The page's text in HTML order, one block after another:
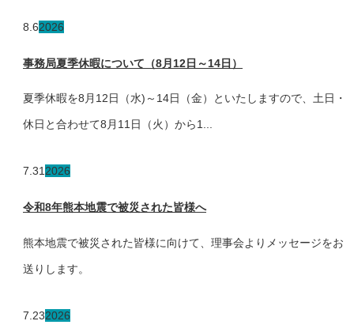
8.62026
事務局夏季休暇について（8月12日～14日）
夏季休暇を8月12日（水)～14日（金）といたしますので、土日・
休日と合わせて8月11日（火）から1...
7.312026
令和8年熊本地震で被災された皆様へ
熊本地震で被災された皆様に向けて、理事会よりメッセージをお
送りします。
7.232026